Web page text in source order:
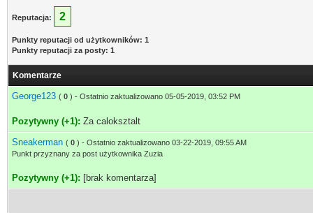
Reputacja: 2
Punkty reputacji od użytkowników: 1
Punkty reputacji za posty: 1
Komentarze
George123 ( 0 ) - Ostatnio zaktualizowano 05-05-2019, 03:52 PM
Pozytywny (+1): Za caloksztalt
Sneakerman ( 0 ) - Ostatnio zaktualizowano 03-22-2019, 09:55 AM
Punkt przyznany za post użytkownika Zuzia
Pozytywny (+1): [brak komentarza]